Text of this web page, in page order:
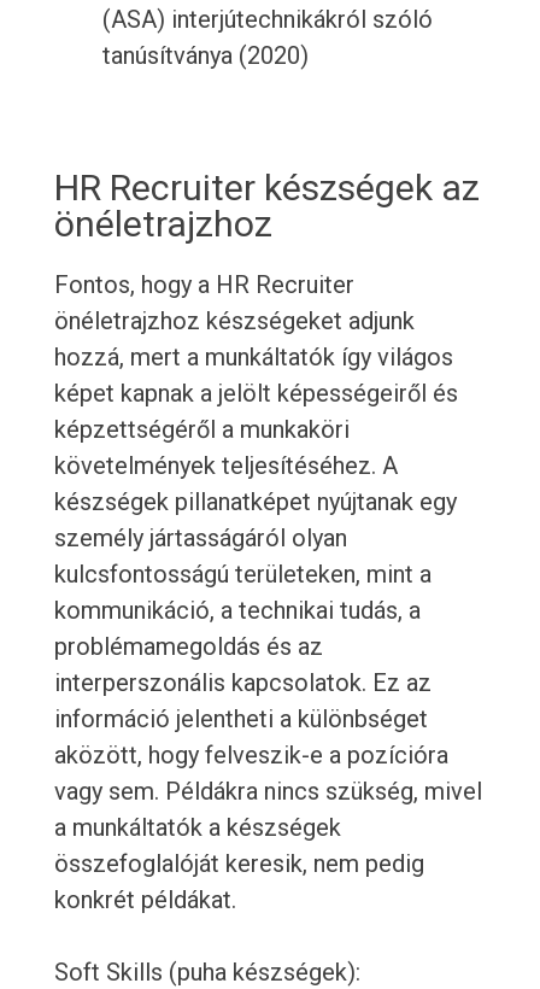
(ASA) interjútechnikákról szóló
tanúsítványa (2020)
HR Recruiter készségek az
önéletrajzhoz
Fontos, hogy a HR Recruiter
önéletrajzhoz készségeket adjunk
hozzá, mert a munkáltatók így világos
képet kapnak a jelölt képességeiről és
képzettségéről a munkaköri
követelmények teljesítéséhez. A
készségek pillanatképet nyújtanak egy
személy jártasságáról olyan
kulcsfontosságú területeken, mint a
kommunikáció, a technikai tudás, a
problémamegoldás és az
interperszonális kapcsolatok. Ez az
információ jelentheti a különbséget
aközött, hogy felveszik-e a pozícióra
vagy sem. Példákra nincs szükség, mivel
a munkáltatók a készségek
összefoglalóját keresik, nem pedig
konkrét példákat.
Soft Skills (puha készségek):